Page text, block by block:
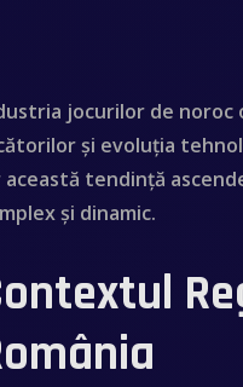
jocurilor de noroc
și evoluția
această tendință
și dinamic.